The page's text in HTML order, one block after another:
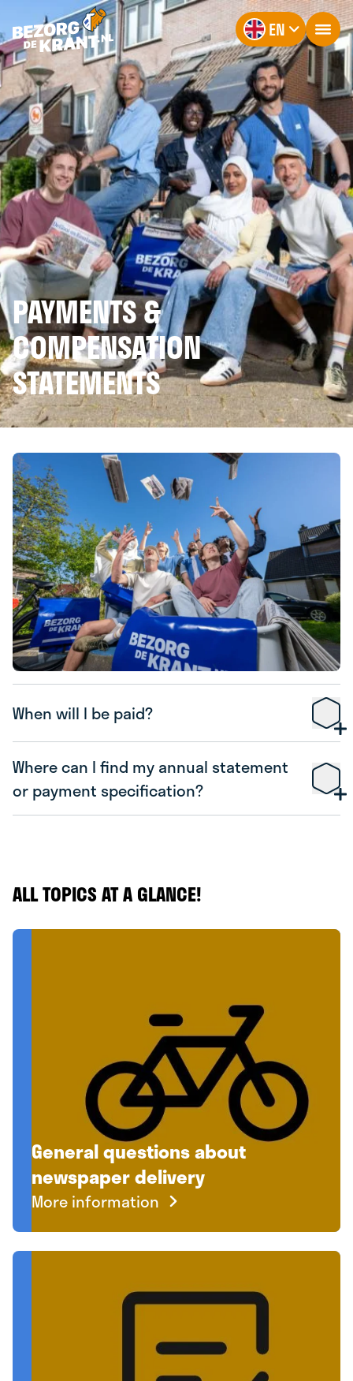
EN
PAYMENTS &
COMPENSATION
STATEMENTS
When will I be paid?
www.bezorgdekrant.nl
Where can I find my annual statement
or payment specification?
ALL TOPICS AT A GLANCE!
General questions about
newspaper delivery
More information